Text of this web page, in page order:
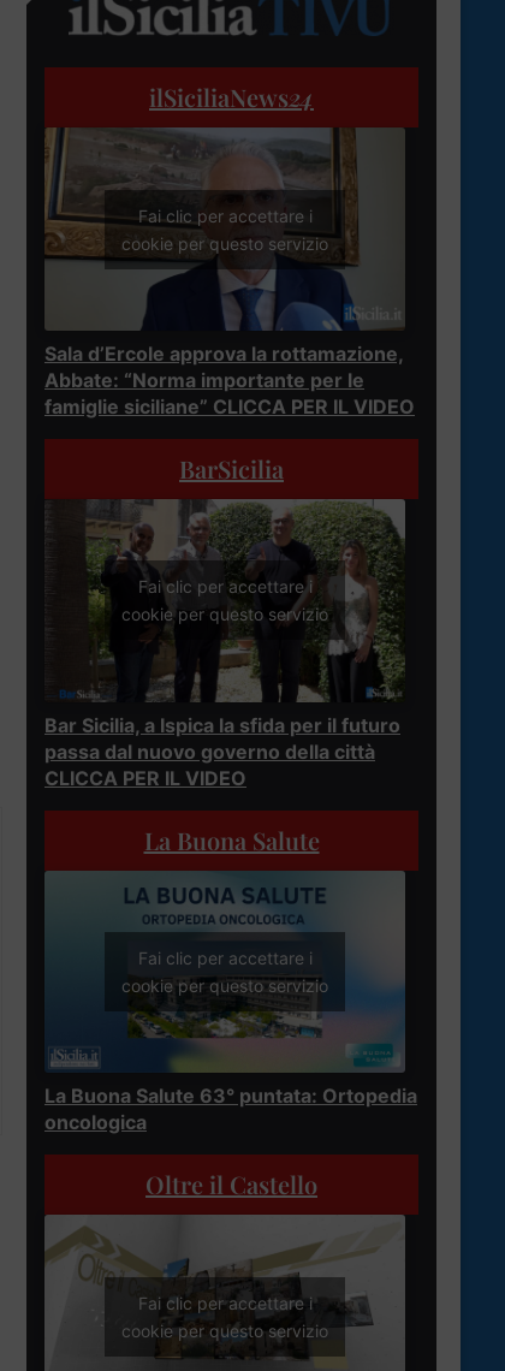
ilSiciliaNews24
Fai clic per accettare i
cookie per questo servizio
Sala d’Ercole approva la rottamazione,
Abbate: “Norma importante per le
famiglie siciliane” CLICCA PER IL VIDEO
BarSicilia
Fai clic per accettare i
cookie per questo servizio
Bar Sicilia, a Ispica la sfida per il futuro
passa dal nuovo governo della città
CLICCA PER IL VIDEO
La Buona Salute
Fai clic per accettare i
cookie per questo servizio
La Buona Salute 63° puntata: Ortopedia
oncologica
Oltre il Castello
Fai clic per accettare i
cookie per questo servizio